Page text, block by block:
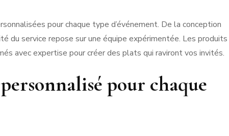
pour chaque type d’événement. De la conception
du service repose sur une équipe expérimentée. Les produits
avec expertise pour créer des plats qui raviront vos invités.
pour chaque